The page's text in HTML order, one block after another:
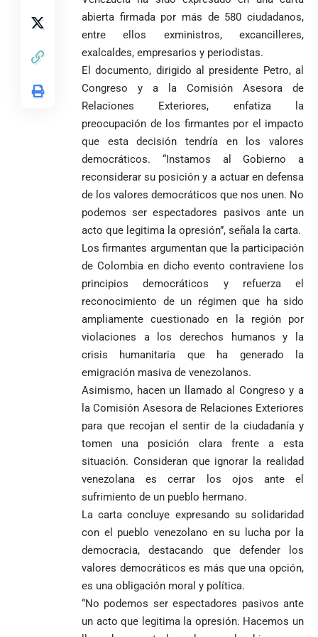
abierta firmada por más de 580 ciudadanos,
entre ellos exministros, excancilleres,
exalcaldes, empresarios y periodistas.
El documento, dirigido al presidente Petro, al
Congreso y a la Comisión Asesora de
Relaciones Exteriores, enfatiza la
preocupación de los firmantes por el impacto
que esta decisión tendría en los valores
democráticos. “Instamos al Gobierno a
reconsiderar su posición y a actuar en defensa
de los valores democráticos que nos unen. No
podemos ser espectadores pasivos ante un
acto que legitima la opresión”, señala la carta.
Los firmantes argumentan que la participación
de Colombia en dicho evento contraviene los
principios democráticos y refuerza el
reconocimiento de un régimen que ha sido
ampliamente cuestionado en la región por
violaciones a los derechos humanos y la
crisis humanitaria que ha generado la
emigración masiva de venezolanos.
Asimismo, hacen un llamado al Congreso y a
la Comisión Asesora de Relaciones Exteriores
para que recojan el sentir de la ciudadanía y
tomen una posición clara frente a esta
situación. Consideran que ignorar la realidad
venezolana es cerrar los ojos ante el
sufrimiento de un pueblo hermano.
La carta concluye expresando su solidaridad
con el pueblo venezolano en su lucha por la
democracia, destacando que defender los
valores democráticos es más que una opción,
es una obligación moral y política.
“No podemos ser espectadores pasivos ante
un acto que legitima la opresión. Hacemos un
Tribunal de
Antioquia
niega pérdida
de investidura
a concejales
de Medellín
Andrés
«Gury»
Rodríguez y
Damián Pérez
Federico
Gutiérrez
envía
documentos
al FBI, DEA y
Congreso
contra la ‘paz
presuntos
beneficios a
criminales
1
Diócesis de
Sonsón-Rionegro
rechaza fotos
tomadas en
templo de Guarne y
ordena acto de
desagravio
Falleció el padre
Humberto de
Jesús Hincapié
Álzate, reconocido
Girardota, Párroco
de Yolombo
pide esperar
escrutinios
oficiales
Abelardo de la
Espriella es
elegido
Colombia tras
una histórica y
reñida
segunda
Uribe
arremete
contra Petro y
lo
responsabiliza
por la crisis de
la salud en
Colombia
invicto de 19
partidos
Japón rescata
un empate
agónico ante
Países Bajos
en un vibrante
duelo
mundialista
Alemania no
tuvo piedad:
goleó 7-1 a un
valiente
debut
mundialista
Medellín: un
camino que no
debería
abandonarse
LA POLICRISIS
COMO HERENCIA
jornada académica
en Medellín
Cardenal Rueda
pide desarmar el
corazón para
construir juntos
una Colombia
reconciliada
Diócesis de
Sonsón-Rionegro
rechaza fotos
tomadas en
templo de Guarne y
ordena acto de